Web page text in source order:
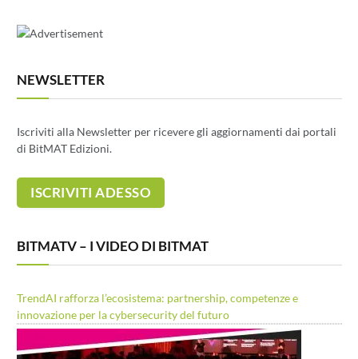
NEWSLETTER
Iscriviti alla Newsletter per ricevere gli aggiornamenti dai portali
di BitMAT Edizioni.
BITMATV – I VIDEO DI BITMAT
TrendAI rafforza l’ecosistema: partnership, competenze e
innovazione per la cybersecurity del futuro